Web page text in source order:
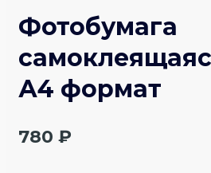
Фотобумага
А4 формат
780 ₽